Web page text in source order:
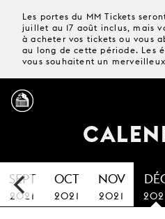
Les portes du MM Tickets
juillet au 17 août inclus, mais
à acheter vos tickets ou vous
au long de cette période. Les
vous souhaitent un
SEPT
2021
OCT
2021
NOV
2021